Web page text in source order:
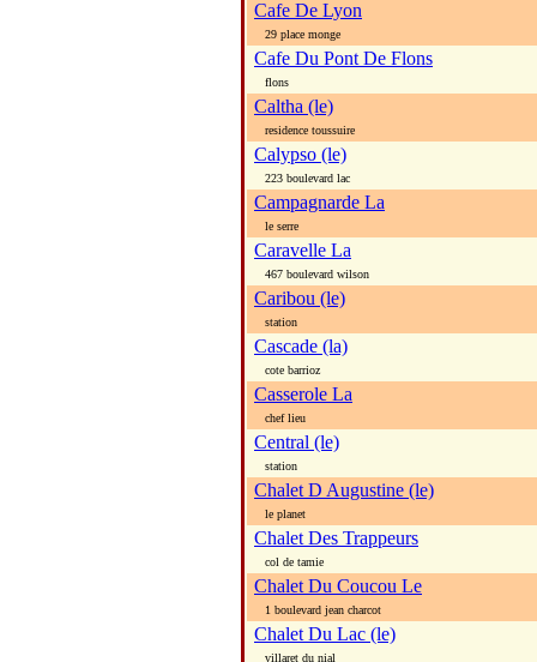
Cafe De Lyon
29 place monge
Cafe Du Pont De Flons
flons
Caltha (le)
residence toussuire
Calypso (le)
223 boulevard lac
Campagnarde La
le serre
Caravelle La
467 boulevard wilson
Caribou (le)
station
Cascade (la)
cote barrioz
Casserole La
chef lieu
Central (le)
station
Chalet D Augustine (le)
le planet
Chalet Des Trappeurs
col de tamie
Chalet Du Coucou Le
1 boulevard jean charcot
Chalet Du Lac (le)
villaret du nial